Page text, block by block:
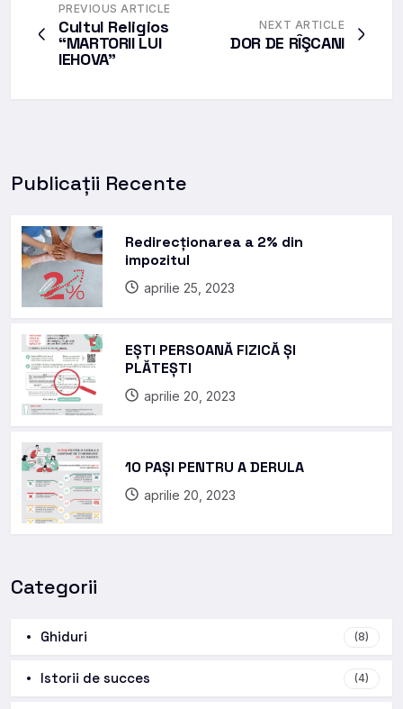
PREVIOUS ARTICLE
Cultul Religios
“MARTORII LUI
IEHOVA”
NEXT ARTICLE
DOR DE RÎŞCANI
Publicații Recente
Redirecționarea a 2% din
impozitul
aprilie 25, 2023
EȘTI PERSOANĂ FIZICĂ ȘI
PLĂTEȘTI
aprilie 20, 2023
10 PAȘI PENTRU A DERULA
aprilie 20, 2023
Categorii
Ghiduri (8)
Istorii de succes (4)